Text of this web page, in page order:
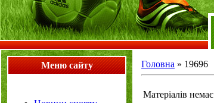
Меню сайту Головна » 19696
Матеріалів немає